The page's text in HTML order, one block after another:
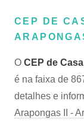
CEP DE
O CEP de
é na faixa de
detalhes e
Arapongas II -